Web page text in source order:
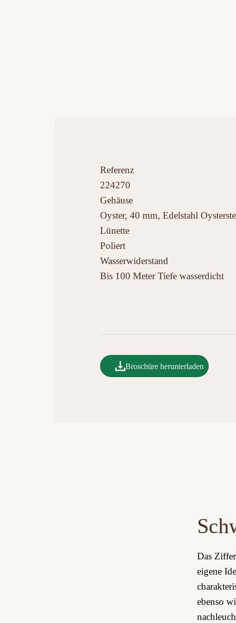
Referenz
224270
Gehäuse
Oyster, 40 mm, Edelstahl
Lünette
Poliert
Wasserwiderstand
Bis 100 Meter Tiefe wasserdicht
Broschüre herunterladen
Das
eigene
ebenso